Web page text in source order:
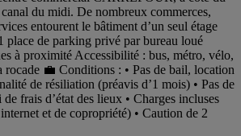
du midi. De nombreux commerces,
entourent le bâtiment d’un seul étage
place de parking privé par bureau loué
à proximité Accessibilité : bus, métro, vélo,
rocade 💼 Conditions : • Pas de bail, location
de résiliation (préavis d’1 mois) • Pas de
de frais d’état des lieux • Charges incluses
et de copropriété) • Caution de 2